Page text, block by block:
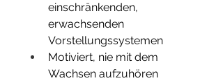
einschränkenden,
erwachsenden
Vorstellungssystemen
Motiviert, nie mit dem
Wachsen aufzuhören